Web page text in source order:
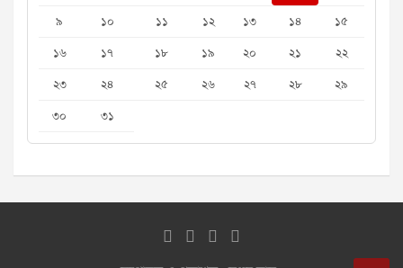
৯
১০ ১১ ১২ ১৩ ১৪
১৫
১৬
১৭ ১৮ ১৯ ২০ ২১
২২
২৩
২৪ ২৫ ২৬ ২৭ ২৮
২৯
৩০
৩১